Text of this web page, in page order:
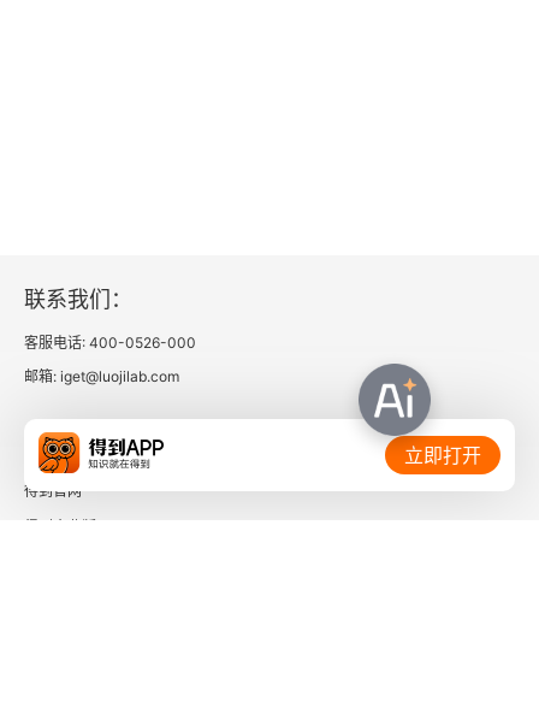
·总监论坛·
创新为梦想插上腾飞的翅膀 ——写在安徽交通广播
开播五周年之际
联系我们：
客服电话: 400-0526-000
邮箱: iget@luojilab.com
相关链接：
得到官网
立即打开